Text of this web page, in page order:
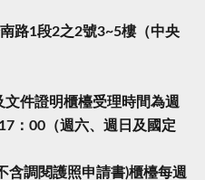
路1段2之2號3~5樓（中央
件證明櫃檯受理時間為週
：00（週六、週日及國定
含調閱護照申請書)櫃檯每週